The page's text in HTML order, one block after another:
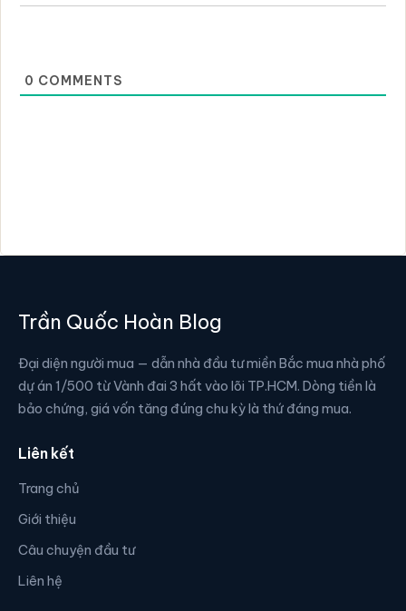
0 COMMENTS
Trần Quốc Hoàn Blog
Đại diện người mua — dẫn nhà đầu tư miền Bắc mua nhà phố
dự án 1/500 từ Vành đai 3 hất vào lõi TP.HCM. Dòng tiền là
bảo chứng, giá vốn tăng đúng chu kỳ là thứ đáng mua.
Liên kết
Trang chủ
Giới thiệu
Câu chuyện đầu tư
Liên hệ